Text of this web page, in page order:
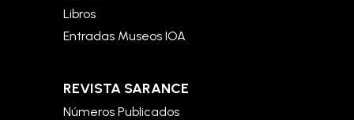
Libros
Entradas Museos IOA
REVISTA SARANCE
Números Publicados